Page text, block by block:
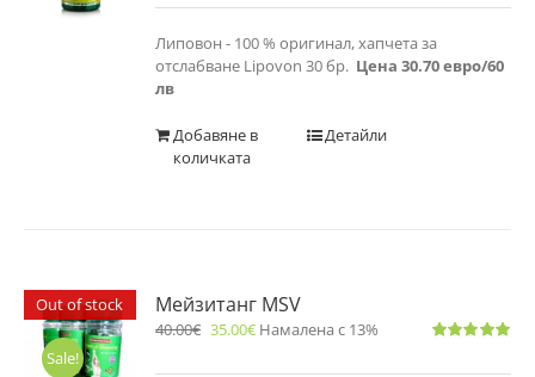
Липовон - 100 % оригинал, хапчета за
отслабване Lipovon 30 бр. Цена 30.70 евро/60
лв
Добавяне в
количката
Детайли
Out of stock
Sale!
Мейзитанг MSV
40.00€ 35.00€ Намалена с 13%